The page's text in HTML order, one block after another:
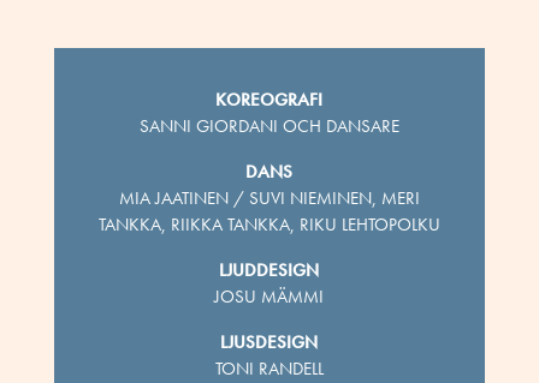
KOREOGRAFI
SANNI GIORDANI OCH DANSARE
DANS
MIA JAATINEN / SUVI NIEMINEN, MERI
TANKKA, RIIKKA TANKKA, RIKU LEHTOPOLKU
LJUDDESIGN
JOSU MÄMMI
LJUSDESIGN
TONI RANDELL